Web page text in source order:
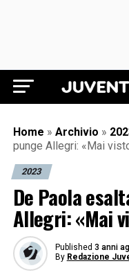
Home » Archivio »
punge Allegri: «Mai
2023
De Paola
Allegri: «Mai
Published 3 anni
By Redazione